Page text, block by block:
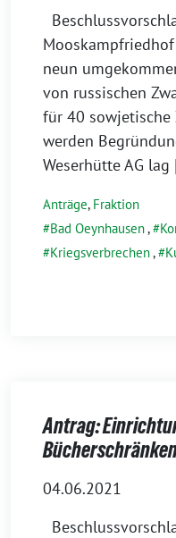
neun
von russischen
für 40 sowjetische
werden
Weserhütte AG
Anträge, Fraktion
Bad Oeynhausen,
Kriegsverbrechen,
Antrag:
04.06.2021